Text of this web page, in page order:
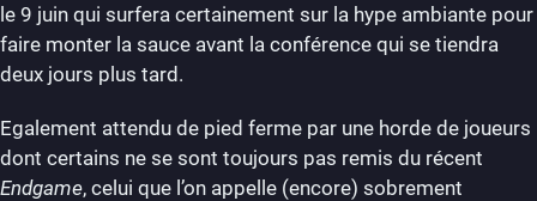
le 9 juin qui surfera certainement sur la hype ambiante pour
faire monter la sauce avant la conférence qui se tiendra
deux jours plus tard.
Egalement attendu de pied ferme par une horde de joueurs
dont certains ne se sont toujours pas remis du récent
Endgame, celui que l’on appelle (encore) sobrement